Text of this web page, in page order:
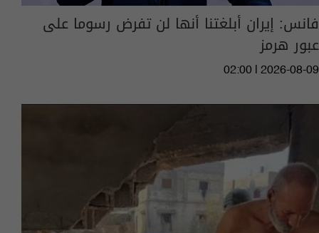
فانس: إيران أبلغتنا أنها لن تفرض رسوما على
عبور هرمز
02:00 | 2026-08-09